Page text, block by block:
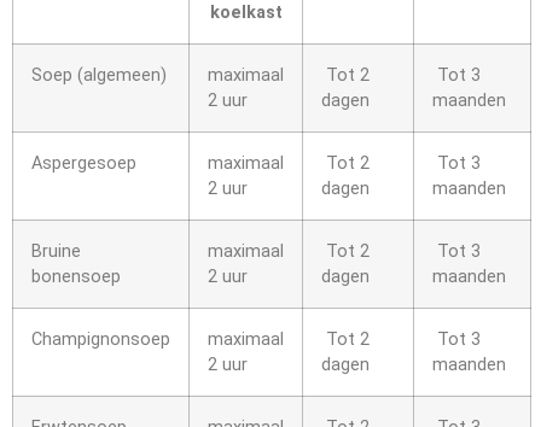
koelkast
Soep (algemeen)
maximaal
2 uur
Tot 2
dagen
Tot 3
maanden
Aspergesoep
maximaal
2 uur
Tot 2
dagen
Tot 3
maanden
Bruine
bonensoep
maximaal
2 uur
Tot 2
dagen
Tot 3
maanden
Champignonsoep
maximaal
2 uur
Tot 2
dagen
Tot 3
maanden